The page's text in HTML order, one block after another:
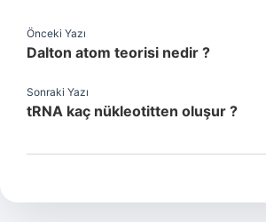
Önceki Yazı
Dalton atom teorisi nedir ?
Sonraki Yazı
tRNA kaç nükleotitten oluşur ?